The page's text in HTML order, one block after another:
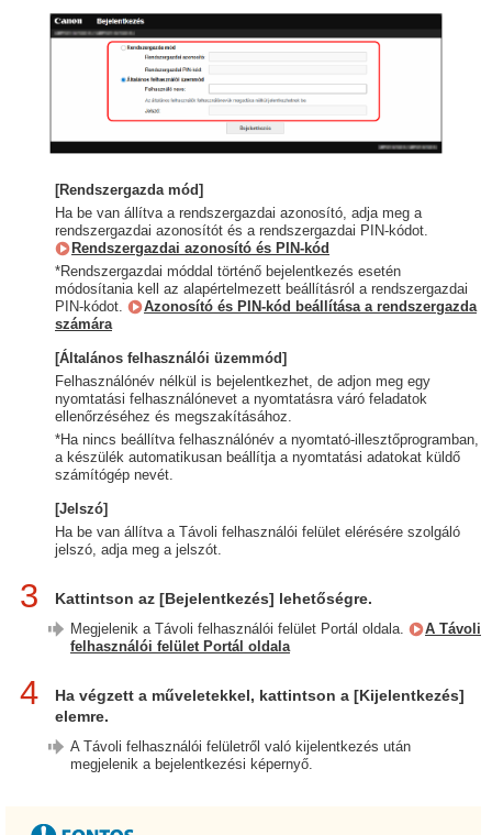
[Rendszergazda mód]
Ha be van állítva a rendszergazdai azonosító, adja meg a
rendszergazdai azonosítót és a rendszergazdai PIN-kódot.
Rendszergazdai azonosító és PIN-kód
*Rendszergazdai móddal történő bejelentkezés esetén
módosítania kell az alapértelmezett beállításról a rendszergazdai
PIN-kódot.
Azonosító és PIN-kód beállítása a rendszergazda
számára
[Általános felhasználói üzemmód]
Felhasználónév nélkül is bejelentkezhet, de adjon meg egy
nyomtatási felhasználónevet a nyomtatásra váró feladatok
ellenőrzéséhez és megszakításához.
*Ha nincs beállítva felhasználónév a nyomtató-illesztőprogramban,
a készülék automatikusan beállítja a nyomtatási adatokat küldő
számítógép nevét.
[Jelszó]
Ha be van állítva a Távoli felhasználói felület elérésére szolgáló
jelszó, adja meg a jelszót.
3 Kattintson az [Bejelentkezés] lehetőségre.
Megjelenik a Távoli felhasználói felület Portál oldala.
A Távoli
felhasználói felület Portál oldala
4
Ha végzett a műveletekkel, kattintson a [Kijelentkezés]
elemre.
A Távoli felhasználói felületről való kijelentkezés után
megjelenik a bejelentkezési képernyő.